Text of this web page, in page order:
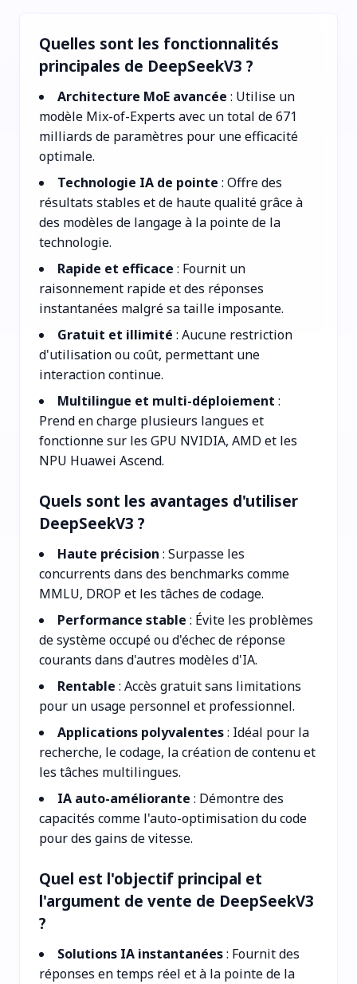
Quelles sont les fonctionnalités
principales de DeepSeekV3 ?
Architecture MoE avancée : Utilise un
modèle Mix-of-Experts avec un total de 671
milliards de paramètres pour une efficacité
optimale.
Technologie IA de pointe : Offre des
résultats stables et de haute qualité grâce à
des modèles de langage à la pointe de la
technologie.
Rapide et efficace : Fournit un
raisonnement rapide et des réponses
instantanées malgré sa taille imposante.
Gratuit et illimité : Aucune restriction
d'utilisation ou coût, permettant une
interaction continue.
Multilingue et multi-déploiement :
Prend en charge plusieurs langues et
fonctionne sur les GPU NVIDIA, AMD et les
NPU Huawei Ascend.
Quels sont les avantages d'utiliser
DeepSeekV3 ?
Haute précision : Surpasse les
concurrents dans des benchmarks comme
MMLU, DROP et les tâches de codage.
Performance stable : Évite les problèmes
de système occupé ou d'échec de réponse
courants dans d'autres modèles d'IA.
Rentable : Accès gratuit sans limitations
pour un usage personnel et professionnel.
Applications polyvalentes: Idéal pour la
recherche, le codage, la création de contenu et
les tâches multilingues.
IA auto-améliorante : Démontre des
capacités comme l'auto-optimisation du code
pour des gains de vitesse.
Quel est l'objectif principal et
l'argument de vente de DeepSeekV3
?
Solutions IA instantanées: Fournit des
réponses en temps réel et à la pointe de la